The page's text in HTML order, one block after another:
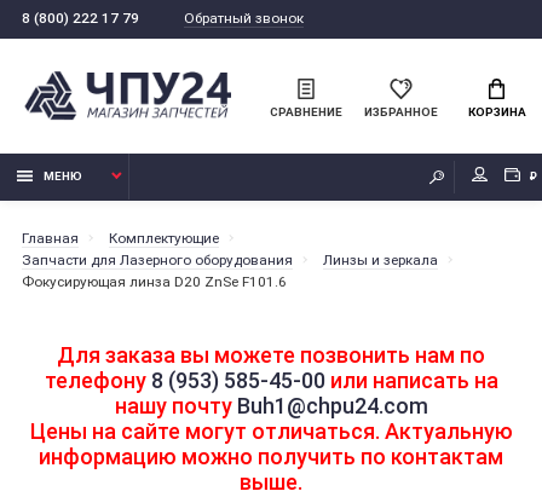
8 (800) 222 17 79 Обратный звонок
СРАВНЕНИЕ ИЗБРАННОЕ КОРЗИНА
МЕНЮ ₽
Главная
Комплектующие
Запчасти для Лазерного оборудования
Линзы и зеркала
Фокусирующая линза D20 ZnSe F101.6
Для заказа вы можете позвонить нам по
телефону 8 (953) 585-45-00или написать на
нашу почту Buh1@chpu24.com
Цены на сайте могут отличаться. Актуальную
информацию можно получить по контактам
выше.